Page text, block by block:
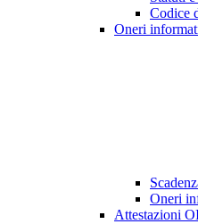
Codice
Oneri
Oneri
Attestazioni